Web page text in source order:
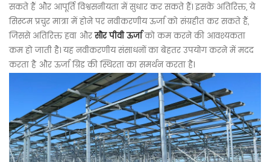
सकते हैं और आपूर्ति विश्वसनीयता में सुधार कर सकते हैं। इसके अतिरिक्त, ये
सिस्टम प्रचुर मात्रा में होने पर नवीकरणीय ऊर्जा को संग्रहीत कर सकते हैं,
जिससे अतिरिक्त हवा औरसौर पीवी ऊर्जाको कम करने की आवश्यकता
कम हो जाती है। यह नवीकरणीय संसाधनों का बेहतर उपयोग करने में मदद
करता है और ऊर्जा ग्रिड की स्थिरता का समर्थन करता है।